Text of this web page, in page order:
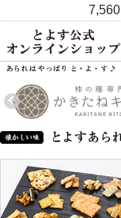
7,560